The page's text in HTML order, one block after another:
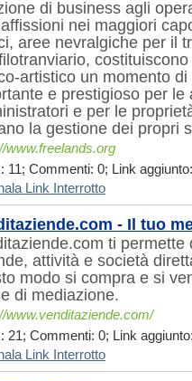
di business agli
nei maggiori
aree nevralgiche per il
artistico un momento
e prestigioso per le
e per le
la gestione dei propri
www.freelands.org
11; Commenti: 0; Link
Link Interrotto
- Il tuo
ti
attività e società
modo si compra e si
di mediazione.
www.venditaziende.com/
21; Commenti: 0; Link
Link Interrotto